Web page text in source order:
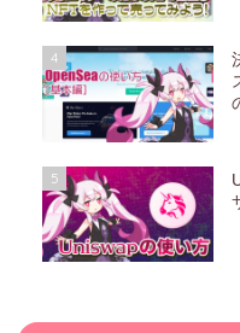
4
5